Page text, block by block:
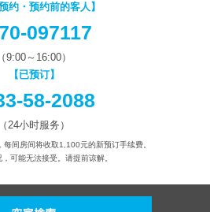
约・预约前的客人】
097117
（9:00～16:00）
【已预订】
58-2088
（24小时服务）
间房间将收取1,100元的新预订手续费。
可能无法接受。请提前谅解。